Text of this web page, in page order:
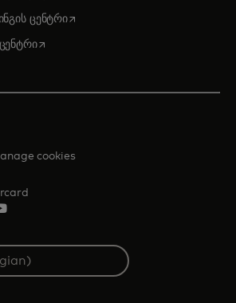
ცენტრიopens in a new tab
opens in a new tab
cookies